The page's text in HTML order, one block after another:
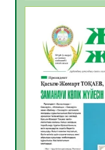
09.08.2026
Ел игілігі
08.08.2026